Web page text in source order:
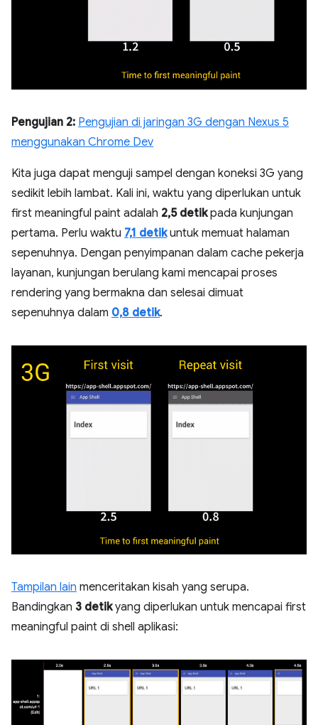
Pengujian 2: Pengujian di jaringan 3G dengan Nexus 5
menggunakan Chrome Dev
Kita juga dapat menguji sampel dengan koneksi 3G yang
sedikit lebih lambat. Kali ini, waktu yang diperlukan untuk
first meaningful paint adalah 2,5 detikpada kunjungan
pertama. Perlu waktu 7,1 detikuntuk memuat halaman
sepenuhnya. Dengan penyimpanan dalam cache pekerja
layanan, kunjungan berulang kami mencapai proses
rendering yang bermakna dan selesai dimuat
sepenuhnya dalam 0,8 detik.
Tampilan lain menceritakan kisah yang serupa.
Bandingkan 3 detikyang diperlukan untuk mencapai first
meaningful paint di shell aplikasi: